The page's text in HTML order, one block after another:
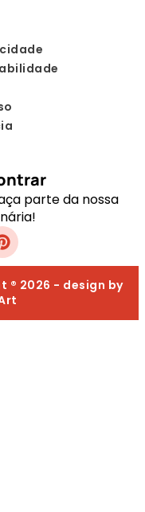
parte da nossa
® 2026 - design by